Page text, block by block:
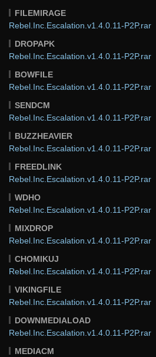
FILEMIRAGE
Rebel.Inc.Escalation.v1.4.0.11-P2P.rar
DROPAPK
Rebel.Inc.Escalation.v1.4.0.11-P2P.rar
BOWFILE
Rebel.Inc.Escalation.v1.4.0.11-P2P.rar
SENDCM
Rebel.Inc.Escalation.v1.4.0.11-P2P.rar
BUZZHEAVIER
Rebel.Inc.Escalation.v1.4.0.11-P2P.rar
FREEDLINK
Rebel.Inc.Escalation.v1.4.0.11-P2P.rar
WDHO
Rebel.Inc.Escalation.v1.4.0.11-P2P.rar
MIXDROP
Rebel.Inc.Escalation.v1.4.0.11-P2P.rar
CHOMIKUJ
Rebel.Inc.Escalation.v1.4.0.11-P2P.rar
VIKINGFILE
Rebel.Inc.Escalation.v1.4.0.11-P2P.rar
DOWNMEDIALOAD
Rebel.Inc.Escalation.v1.4.0.11-P2P.rar
MEDIACM